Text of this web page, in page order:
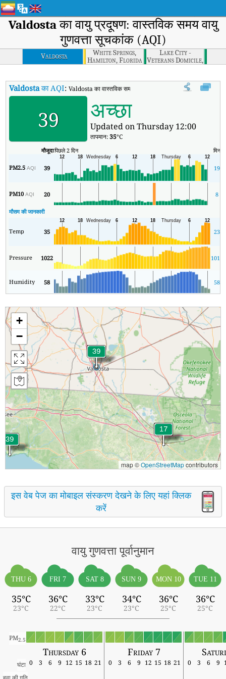
Valdostaका वायु प्रदूषण: वास्तविक समय वायु
गुणवत्ता सूचकांक (AQI)
Valdosta
White Springs,
Hamilton, Florida
Lake City -
Veterans Domicile,
Columbia, Florida
Valdostaका AQI:Valdosta का वास्तविक समय वायु गुणवत्ता सूचकांक (AQI)।
39 अच्छा
Updated on Thursday 12:00
तापमान:35°C
मौजूदापिछले 2 दिन मिन
PM2.5AQI 39 19
PM10AQI 20 8
मौसम की जानकारी
Temp 35 23
Pressure 1022 1015
Humidity 58 58
+
−
map ©OpenStreetMapcontributors
इस वेब पेज का मोबाइल संस्करण देखने के लिए यहां क्लिक
करें
वायु गुणवत्ता पूर्वानुमान
THU 6
35°C
23°C
FRI 7
36°C
22°C
SAT 8
33°C
23°C
SUN 9
34°C
23°C
MON 10
36°C
25°C
TUE 11
36°C
25°C
PM2.5
Thursday 6 Friday 7
घंटा 0 3 6 9 12 15 18 21 0 3 6 9 12 15 18 21 0 3 6 9